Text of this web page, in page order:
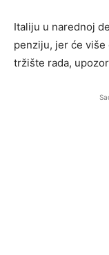
Italiju u narednoj
penziju, jer će
tržište rada,